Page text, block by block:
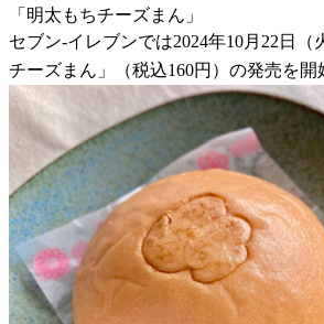
「明太もちチーズまん」
セブン-イレブンでは2024年10月22日（
チーズまん」（税込160円）の発売を開